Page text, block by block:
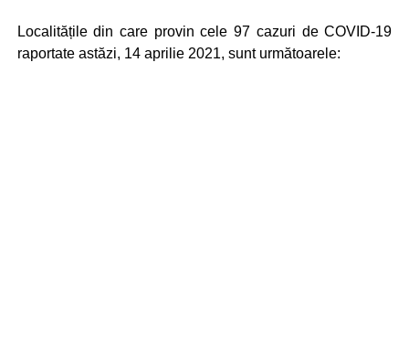
Localitățile din care provin cele 97 cazuri de COVID-19
raportate astăzi, 14 aprilie 2021, sunt următoarele: